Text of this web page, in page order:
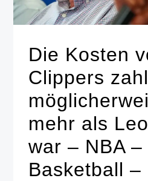
Die Kosten
Clippers
mehr als
war – NBA –
Basketball –